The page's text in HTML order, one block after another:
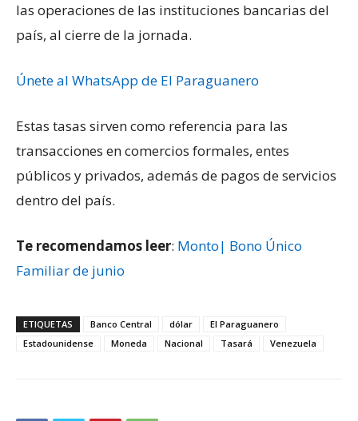
las operaciones de las instituciones bancarias del
país, al cierre de la jornada.
Únete al WhatsApp de El Paraguanero
Estas tasas sirven como referencia para las
transacciones en comercios formales, entes
públicos y privados, además de pagos de servicios
dentro del país.
Te recomendamos leer: Monto| Bono Único
Familiar de junio
ETIQUETAS Banco Central dólar
El Paraguanero
Estadounidense
Moneda Nacional Tasará Venezuela